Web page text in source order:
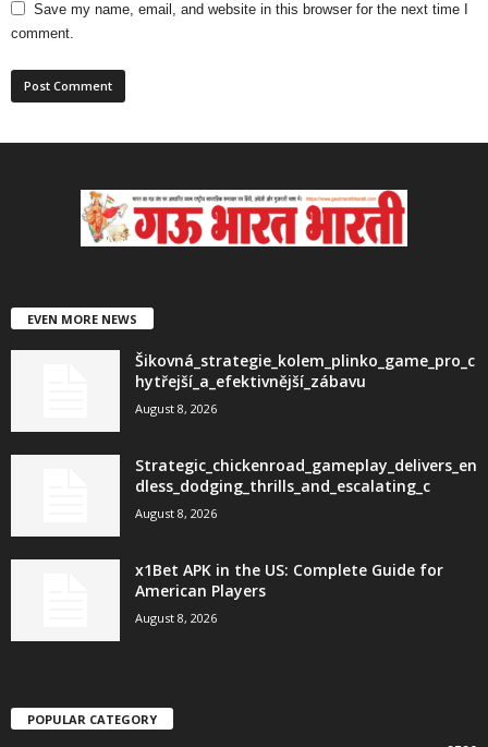
Save my name, email, and website in this browser for the next time I
comment.
EVEN MORE NEWS
Šikovná_strategie_kolem_plinko_game_pro_c
hytřejší_a_efektivnější_zábavu
August 8, 2026
Strategic_chickenroad_gameplay_delivers_en
dless_dodging_thrills_and_escalating_c
August 8, 2026
x1Bet APK in the US: Complete Guide for
American Players
August 8, 2026
POPULAR CATEGORY